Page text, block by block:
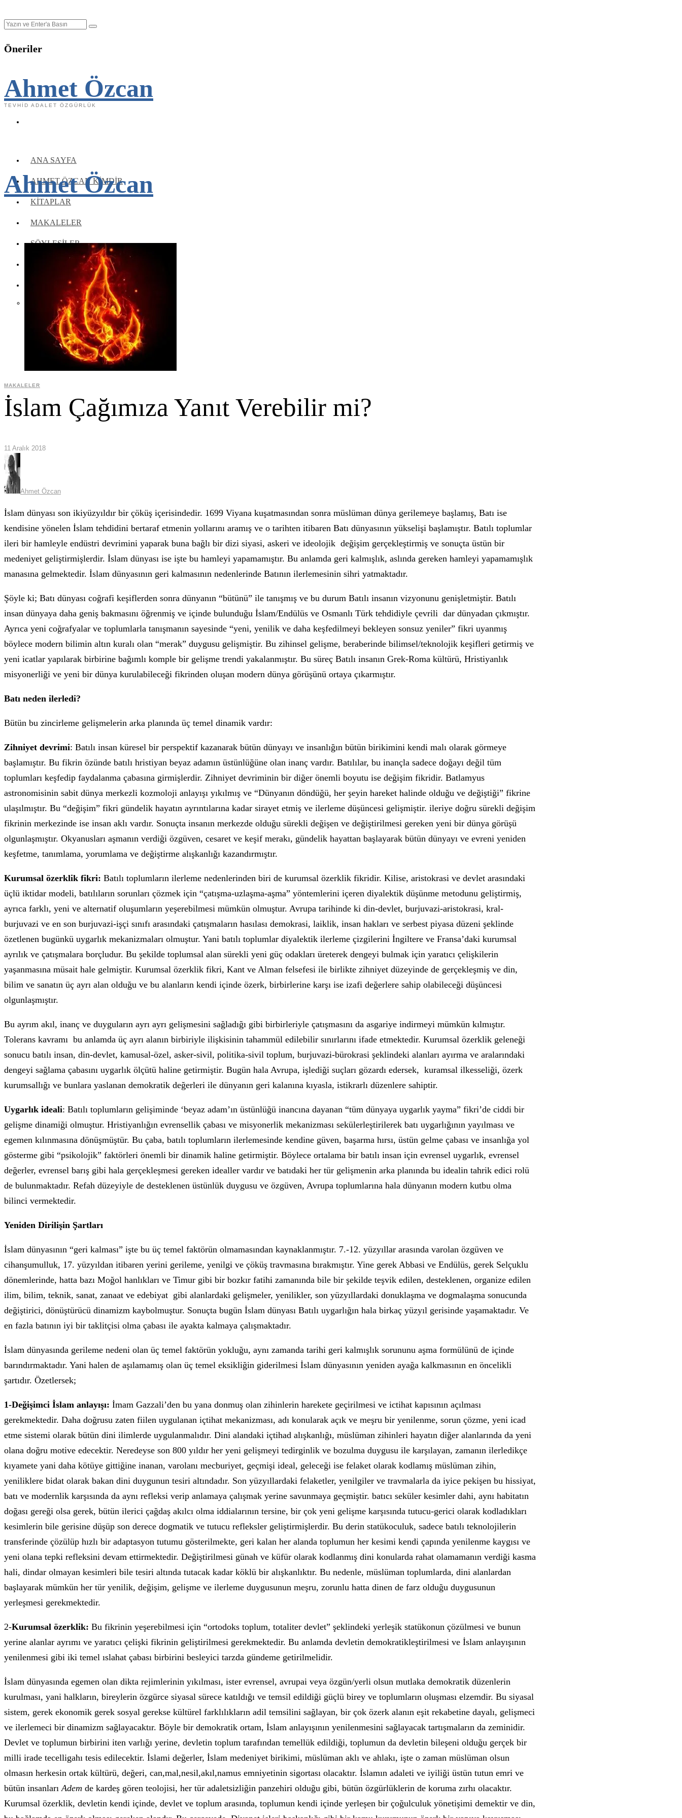
Öneriler
Ahmet Özcan
TEVHID ADALET ÖZGÜRLÜK
ANA SAYFA
AHMET ÖZCAN KIMDIR
KITAPLAR
MAKALELER
SÖYLEŞILER
Ahmet Özcan
MAKALELER
İslam Çağımıza Yanıt Verebilir mi?
11 Aralık 2018
Ahmet Özcan
İslam dünyası son ikiyüzyıldır bir çöküş içerisindedir. 1699 Viyana kuşatmasından sonra müslüman dünya gerilemeye başlamış, Batı ise
kendisine yönelen İslam tehdidini bertaraf etmenin yollarını aramış ve o tarihten itibaren Batı dünyasının yükselişi başlamıştır. Batılı toplumlar
ileri bir hamleyle endüstri devrimini yaparak buna bağlı bir dizi siyasi, askeri ve ideolojik değişim gerçekleştirmiş ve sonuçta üstün bir
medeniyet geliştirmişlerdir. İslam dünyası ise işte bu hamleyi yapamamıştır. Bu anlamda geri kalmışlık, aslında gereken hamleyi yapamamışlık
manasına gelmektedir. İslam dünyasının geri kalmasının nedenlerinde Batının ilerlemesinin sihri yatmaktadır.
Şöyle ki; Batı dünyası coğrafi keşiflerden sonra dünyanın “bütünü” ile tanışmış ve bu durum Batılı insanın vizyonunu genişletmiştir. Batılı
insan dünyaya daha geniş bakmasını öğrenmiş ve içinde bulunduğu İslam/Endülüs ve Osmanlı Türk tehdidiyle çevrili dar dünyadan çıkmıştır.
Ayrıca yeni coğrafyalar ve toplumlarla tanışmanın sayesinde “yeni, yenilik ve daha keşfedilmeyi bekleyen sonsuz yeniler” fikri uyanmış
böylece modern bilimin altın kuralı olan “merak” duygusu gelişmiştir. Bu zihinsel gelişme, beraberinde bilimsel/teknolojik keşifleri getirmiş ve
yeni icatlar yapılarak birbirine bağımlı komple bir gelişme trendi yakalanmıştır. Bu süreç Batılı insanın Grek-Roma kültürü, Hristiyanlık
misyonerliği ve yeni bir dünya kurulabileceği fikrinden oluşan modern dünya görüşünü ortaya çıkarmıştır.
Batı neden ilerledi?
Bütün bu zincirleme gelişmelerin arka planında üç temel dinamik vardır:
Zihniyet devrimi: Batılı insan küresel bir perspektif kazanarak bütün dünyayı ve insanlığın bütün birikimini kendi malı olarak görmeye
başlamıştır. Bu fikrin özünde batılı hristiyan beyaz adamın üstünlüğüne olan inanç vardır. Batılılar, bu inançla sadece doğayı değil tüm
toplumları keşfedip faydalanma çabasına girmişlerdir. Zihniyet devriminin bir diğer önemli boyutu ise değişim fikridir. Batlamyus
astronomisinin sabit dünya merkezli kozmoloji anlayışı yıkılmış ve “Dünyanın döndüğü, her şeyin hareket halinde olduğu ve değiştiği” fikrine
ulaşılmıştır. Bu “değişim” fikri gündelik hayatın ayrıntılarına kadar sirayet etmiş ve ilerleme düşüncesi gelişmiştir. ileriye doğru sürekli değişim
fikrinin merkezinde ise insan aklı vardır. Sonuçta insanın merkezde olduğu sürekli değişen ve değiştirilmesi gereken yeni bir dünya görüşü
olgunlaşmıştır. Okyanusları aşmanın verdiği özgüven, cesaret ve keşif merakı, gündelik hayattan başlayarak bütün dünyayı ve evreni yeniden
keşfetme, tanımlama, yorumlama ve değiştirme alışkanlığı kazandırmıştır.
Kurumsal özerklik fikri: Batılı toplumların ilerleme nedenlerinden biri de kurumsal özerklik fikridir. Kilise, aristokrasi ve devlet arasındaki
üçlü iktidar modeli, batılıların sorunları çözmek için “çatışma-uzlaşma-aşma” yöntemlerini içeren diyalektik düşünme metodunu geliştirmiş,
ayrıca farklı, yeni ve alternatif oluşumların yeşerebilmesi mümkün olmuştur. Avrupa tarihinde ki din-devlet, burjuvazi-aristokrasi, kral-
burjuvazi ve en son burjuvazi-işçi sınıfı arasındaki çatışmaların hasılası demokrasi, laiklik, insan hakları ve serbest piyasa düzeni şeklinde
özetlenen bugünkü uygarlık mekanizmaları olmuştur. Yani batılı toplumlar diyalektik ilerleme çizgilerini İngiltere ve Fransa’daki kurumsal
ayrılık ve çatışmalara borçludur. Bu şekilde toplumsal alan sürekli yeni güç odakları üreterek dengeyi bulmak için yaratıcı çelişkilerin
yaşanmasına müsait hale gelmiştir. Kurumsal özerklik fikri, Kant ve Alman felsefesi ile birlikte zihniyet düzeyinde de gerçekleşmiş ve din,
bilim ve sanatın üç ayrı alan olduğu ve bu alanların kendi içinde özerk, birbirlerine karşı ise izafi değerlere sahip olabileceği düşüncesi
olgunlaşmıştır.
Bu ayrım akıl, inanç ve duyguların ayrı ayrı gelişmesini sağladığı gibi birbirleriyle çatışmasını da asgariye indirmeyi mümkün kılmıştır.
Tolerans kavramı bu anlamda üç ayrı alanın birbiriyle ilişkisinin tahammül edilebilir sınırlarını ifade etmektedir. Kurumsal özerklik geleneği
sonucu batılı insan, din-devlet, kamusal-özel, asker-sivil, politika-sivil toplum, burjuvazi-bürokrasi şeklindeki alanları ayırma ve aralarındaki
dengeyi sağlama çabasını uygarlık ölçütü haline getirmiştir. Bugün hala Avrupa, işlediği suçları gözardı edersek, kuramsal ilkesseliği, özerk
kurumsallığı ve bunlara yaslanan demokratik değerleri ile dünyanın geri kalanına kıyasla, istikrarlı düzenlere sahiptir.
Uygarlık ideali: Batılı toplumların gelişiminde ‘beyaz adam’ın üstünlüğü inancına dayanan “tüm dünyaya uygarlık yayma” fikri’de ciddi bir
gelişme dinamiği olmuştur. Hristiyanlığın evrensellik çabası ve misyonerlik mekanizması sekülerleştirilerek batı uygarlığının yayılması ve
egemen kılınmasına dönüşmüştür. Bu çaba, batılı toplumların ilerlemesinde kendine güven, başarma hırsı, üstün gelme çabası ve insanlığa yol
gösterme gibi “psikolojik” faktörleri önemli bir dinamik haline getirmiştir. Böylece ortalama bir batılı insan için evrensel uygarlık, evrensel
değerler, evrensel barış gibi hala gerçekleşmesi gereken idealler vardır ve batıdaki her tür gelişmenin arka planında bu idealin tahrik edici rolü
de bulunmaktadır. Refah düzeyiyle de desteklenen üstünlük duygusu ve özgüven, Avrupa toplumlarına hala dünyanın modern kutbu olma
bilinci vermektedir.
Yeniden Dirilişin Şartları
İslam dünyasının “geri kalması” işte bu üç temel faktörün olmamasından kaynaklanmıştır. 7.-12. yüzyıllar arasında varolan özgüven ve
cihanşumulluk, 17. yüzyıldan itibaren yerini gerileme, yenilgi ve çöküş travmasına bırakmıştır. Yine gerek Abbasi ve Endülüs, gerek Selçuklu
dönemlerinde, hatta bazı Moğol hanlıkları ve Timur gibi bir bozkır fatihi zamanında bile bir şekilde teşvik edilen, desteklenen, organize edilen
ilim, bilim, teknik, sanat, zanaat ve edebiyat gibi alanlardaki gelişmeler, yenilikler, son yüzyıllardaki donuklaşma ve dogmalaşma sonucunda
değiştirici, dönüştürücü dinamizm kaybolmuştur. Sonuçta bugün İslam dünyası Batılı uygarlığın hala birkaç yüzyıl gerisinde yaşamaktadır. Ve
en fazla batının iyi bir taklitçisi olma çabası ile ayakta kalmaya çalışmaktadır.
İslam dünyasında gerileme nedeni olan üç temel faktörün yokluğu, aynı zamanda tarihi geri kalmışlık sorununu aşma formülünü de içinde
barındırmaktadır. Yani halen de aşılamamış olan üç temel eksikliğin giderilmesi İslam dünyasının yeniden ayağa kalkmasının en öncelikli
şartıdır. Özetlersek;
1-Değişimci İslam anlayışı: İmam Gazzali’den bu yana donmuş olan zihinlerin harekete geçirilmesi ve ictihat kapısının açılması
gerekmektedir. Daha doğrusu zaten fiilen uygulanan içtihat mekanizması, adı konularak açık ve meşru bir yenilenme, sorun çözme, yeni icad
etme sistemi olarak bütün dini ilimlerde uygulanmalıdır. Dini alandaki içtihad alışkanlığı, müslüman zihinleri hayatın diğer alanlarında da yeni
olana doğru motive edecektir. Neredeyse son 800 yıldır her yeni gelişmeyi tedirginlik ve bozulma duygusu ile karşılayan, zamanın ilerledikçe
kıyamete yani daha kötüye gittiğine inanan, varolanı mecburiyet, geçmişi ideal, geleceği ise felaket olarak kodlamış müslüman zihin,
yeniliklere bidat olarak bakan dini duygunun tesiri altındadır. Son yüzyıllardaki felaketler, yenilgiler ve travmalarla da iyice pekişen bu hissiyat,
batı ve modernlik karşısında da aynı refleksi verip anlamaya çalışmak yerine savunmaya geçmiştir. batıcı seküler kesimler dahi, aynı habitatın
doğası gereği olsa gerek, bütün ilerici çağdaş akılcı olma iddialarının tersine, bir çok yeni gelişme karşısında tutucu-gerici olarak kodladıkları
kesimlerin bile gerisine düşüp son derece dogmatik ve tutucu refleksler geliştirmişlerdir. Bu derin statükoculuk, sadece batılı teknolojilerin
transferinde çözülüp hızlı bir adaptasyon tutumu gösterilmekte, geri kalan her alanda toplumun her kesimi kendi çapında yenilenme kaygısı ve
yeni olana tepki refleksini devam ettirmektedir. Değiştirilmesi günah ve küfür olarak kodlanmış dini konularda rahat olamamanın verdiği kasma
hali, dindar olmayan kesimleri bile tesiri altında tutacak kadar köklü bir alışkanlıktır. Bu nedenle, müslüman toplumlarda, dini alanlardan
başlayarak mümkün her tür yenilik, değişim, gelişme ve ilerleme duygusunun meşru, zorunlu hatta dinen de farz olduğu duygusunun
yerleşmesi gerekmektedir.
2-Kurumsal özerklik: Bu fikrinin yeşerebilmesi için “ortodoks toplum, totaliter devlet” şeklindeki yerleşik statükonun çözülmesi ve bunun
yerine alanlar ayrımı ve yaratıcı çelişki fikrinin geliştirilmesi gerekmektedir. Bu anlamda devletin demokratikleştirilmesi ve İslam anlayışının
yenilenmesi gibi iki temel ıslahat çabası birbirini besleyici tarzda gündeme getirilmelidir.
İslam dünyasında egemen olan dikta rejimlerinin yıkılması, ister evrensel, avrupai veya özgün/yerli olsun mutlaka demokratik düzenlerin
kurulması, yani halkların, bireylerin özgürce siyasal sürece katıldığı ve temsil edildiği güçlü birey ve toplumların oluşması elzemdir. Bu siyasal
sistem, gerek ekonomik gerek sosyal gerekse kültürel farklılıkların adil temsilini sağlayan, bir çok özerk alanın eşit rekabetine dayalı, gelişmeci
ve ilerlemeci bir dinamizm sağlayacaktır. Böyle bir demokratik ortam, İslam anlayışının yenilenmesini sağlayacak tartışmaların da zeminidir.
Devlet ve toplumun birbirini iten varlığı yerine, devletin toplum tarafından temellük edildiği, toplumun da devletin bileşeni olduğu gerçek bir
milli irade tecelligahı tesis edilecektir. İslami değerler, İslam medeniyet birikimi, müslüman aklı ve ahlakı, işte o zaman müslüman olsun
olmasın herkesin ortak kültürü, değeri, can,mal,nesil,akıl,namus emniyetinin sigortası olacaktır. İslamın adaleti ve iyiliği üstün tutun emri ve
bütün insanları Adem de kardeş gören teolojisi, her tür adaletsizliğin panzehiri olduğu gibi, bütün özgürlüklerin de koruma zırhı olacaktır.
Kurumsal özerklik, devletin kendi içinde, devlet ve toplum arasında, toplumun kendi içinde yerleşen bir çoğulculuk yönetişimi demektir ve din,